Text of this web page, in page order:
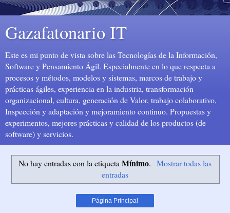
Gazafatonario IT
Este es mi punto de vista sobre las Tecnologías de la Información,
Software y Pensamiento Ágil. Especialmente en lo que respecta a
procesos y métodos, modelos y sistemas, marcos de trabajo y
prácticas ágiles, experiencia en la industria, transformación
organizacional, cultura, generación de Valor, trabajo colaborativo,
Inspección y adaptación y mejoramiento continuo. Propuestas y
experimentos, mejores prácticas y calidad de los productos (de
software) y servicios.
No hay entradas con la etiquetaMínimo. Mostrar todas las
entradas
Página Principal